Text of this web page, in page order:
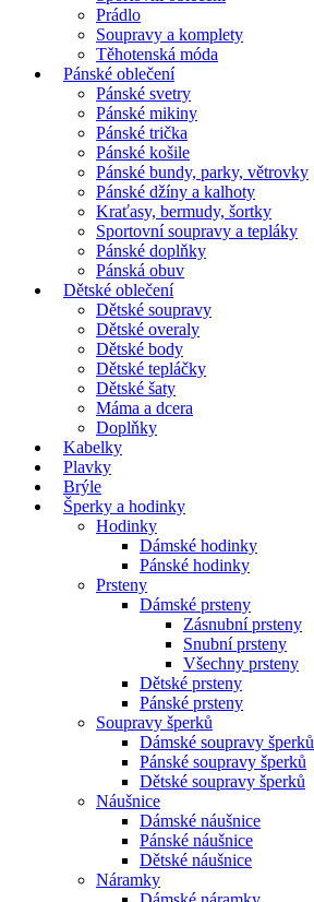
Prádlo
Soupravy a komplety
Těhotenská móda
Pánské oblečení
Pánské svetry
Pánské mikiny
Pánské trička
Pánské košile
Pánské bundy, parky, větrovky
Pánské džíny a kalhoty
Kraťasy, bermudy, šortky
Sportovní soupravy a tepláky
Pánské doplňky
Pánská obuv
Dětské oblečení
Dětské soupravy
Dětské overaly
Dětské body
Dětské tepláčky
Dětské šaty
Máma a dcera
Doplňky
Kabelky
Plavky
Brýle
Šperky a hodinky
Hodinky
Dámské hodinky
Pánské hodinky
Prsteny
Dámské prsteny
Zásnubní prsteny
Snubní prsteny
Všechny prsteny
Dětské prsteny
Pánské prsteny
Soupravy šperků
Dámské soupravy šperků
Pánské soupravy šperků
Dětské soupravy šperků
Náušnice
Dámské náušnice
Pánské náušnice
Dětské náušnice
Náramky